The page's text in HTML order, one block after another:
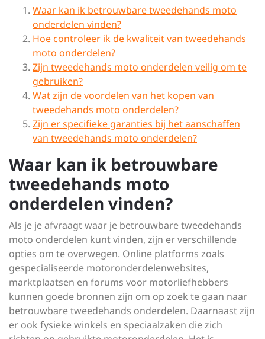
Waar kan ik betrouwbare tweedehands moto
onderdelen vinden?
Hoe controleer ik de kwaliteit van tweedehands
moto onderdelen?
Zijn tweedehands moto onderdelen veilig om te
gebruiken?
Wat zijn de voordelen van het kopen van
tweedehands moto onderdelen?
Zijn er specifieke garanties bij het aanschaffen
van tweedehands moto onderdelen?
Waar kan ik betrouwbare
tweedehands moto
onderdelen vinden?
Als je je afvraagt waar je betrouwbare tweedehands
moto onderdelen kunt vinden, zijn er verschillende
opties om te overwegen. Online platforms zoals
gespecialiseerde motoronderdelenwebsites,
marktplaatsen en forums voor motorliefhebbers
kunnen goede bronnen zijn om op zoek te gaan naar
betrouwbare tweedehands onderdelen. Daarnaast zijn
er ook fysieke winkels en speciaalzaken die zich